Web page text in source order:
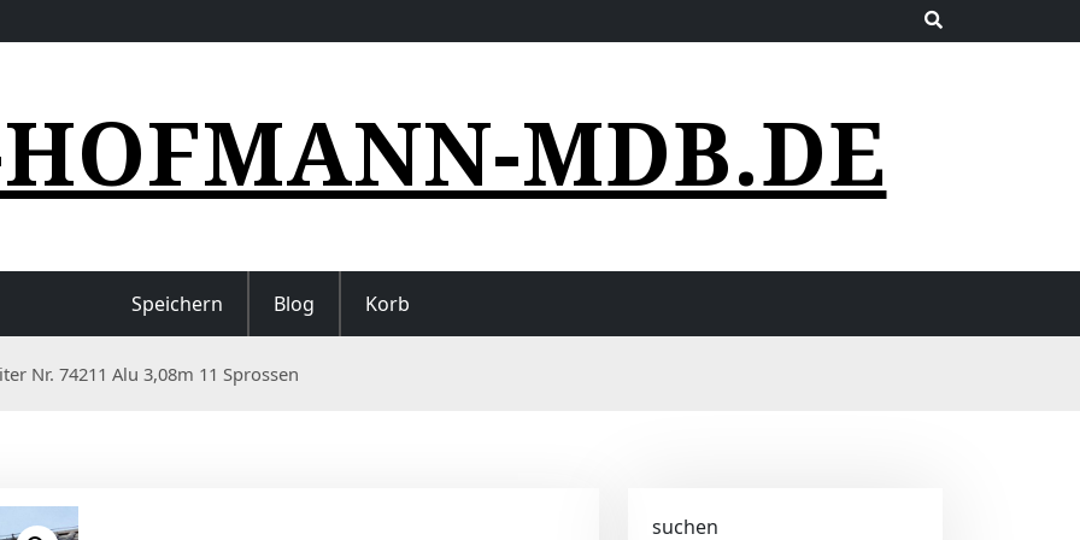
MDB.DE
Speichern Blog Korb
Nr. 74211 Alu 3,08m 11 Sprossen
suchen